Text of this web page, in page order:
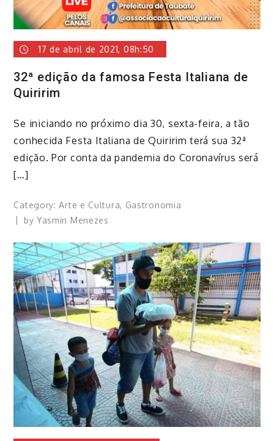
17 de abril de 2021, 08h:50
32ª edição da famosa Festa Italiana de
Quiririm
​Se iniciando no próximo dia 30, sexta-feira, a tão
conhecida Festa Italiana de Quiririm terá sua 32ª
edição. Por conta da pandemia do Coronavírus será
[…]
Category:Arte e Cultura, Gastronomia
by Yasmin Menezes